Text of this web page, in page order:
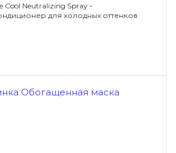
Neutralizing Spray -
для холодных оттенков